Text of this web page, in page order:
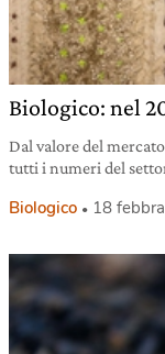
Biologico: nel
Dal valore del
tutti i numeri del
Biologico 18